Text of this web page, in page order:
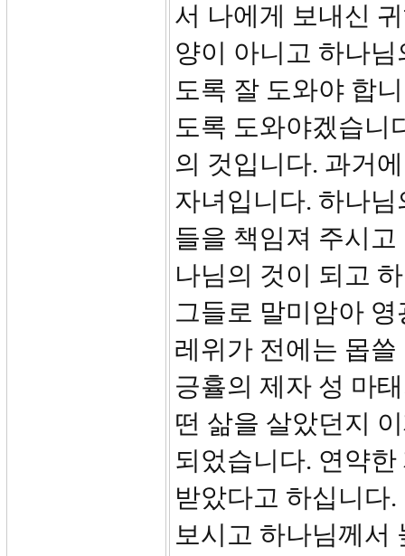
서 나에게 보내신
양이 아니고 하나
도록 잘 도와야 합
도록 도와야겠습니
의 것입니다. 과거
자녀입니다. 하나
들을 책임져 주시
나님의 것이 되고
그들로 말미암아
레위가 전에는 몹
긍휼의 제자 성 마
떤 삶을 살았던지
되었습니다. 연약
받았다고 하십니다
보시고 하나님께서